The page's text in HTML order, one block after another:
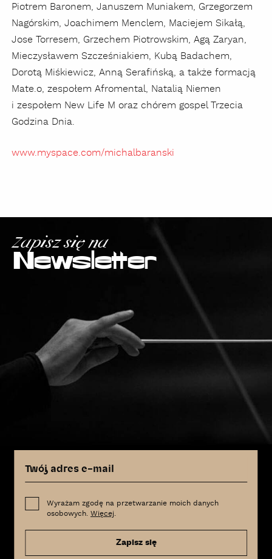
Piotrem Baronem, Januszem Muniakem, Grzegorzem
Nagórskim, Joachimem Menclem, Maciejem Sikałą,
Jose Torresem, Grzechem Piotrowskim, Agą Zaryan,
Mieczysławem Szcześniakiem, Kubą Badachem,
Dorotą Miśkiewicz, Anną Serafińską, a także formacją
Mate.o, zespołem Afromental, Natalią Niemen
i zespołem New Life M oraz chórem gospel Trzecia
Godzina Dnia.
www.myspace.com/michalbaranski
Zapisz się na
Newsletter
Wyrażam zgodę na przetwarzanie moich danych
osobowych.Więcej.
Zapisz się